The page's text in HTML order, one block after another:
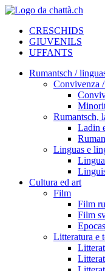
CRESCHIDS
GIUVENILS
UFFANTS
Rumantsch /
Convivenza
Rumantsch,
Ladin
Linguas e
Cultura ed art
Film
Film
Film
Litteratura e